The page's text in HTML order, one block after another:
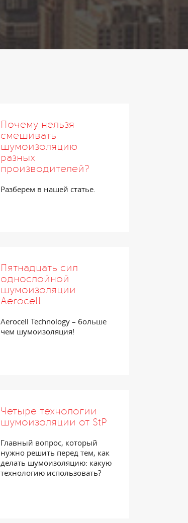
Почему нельзя
смешивать
шумоизоляцию
разных
производителей?
Разберем в нашей статье.
Пятнадцать сил
однослойной
шумоизоляции
Aerocell
Aerocell Technology – больше
чем шумоизоляция!
Четыре технологии
шумоизоляции от StP
Главный вопрос, который
нужно решить перед тем, как
делать шумоизоляцию: какую
технологию использовать?